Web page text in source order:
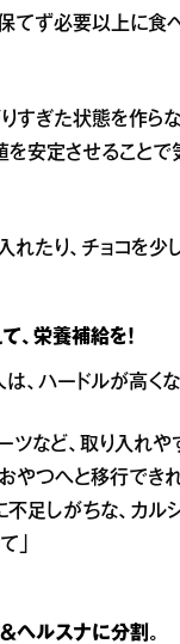
てず必要以上に食
すぎた状態を作ら
を安定させること
たり、チョコを少
、栄養補給を！
、ハードルが高く
ツなど、取り入れ
やつへと移行で
足しがちな、カル
」
ヘルスナに分割。